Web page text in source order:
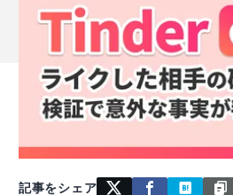
記事をシェア